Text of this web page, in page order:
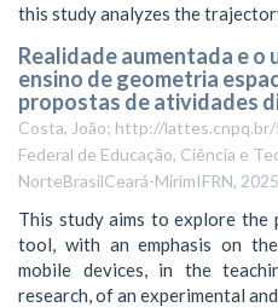
this study analyzes the trajectory
Realidade aumentada e o
ensino de geometria
propostas de atividades
Costa, João; http://
Federal de Educação, Ciência e
NorteBrasilCeará-MirimIFRN,
This study aims to explore
tool, with an emphasis on
mobile devices, in the
research, of an experimental and